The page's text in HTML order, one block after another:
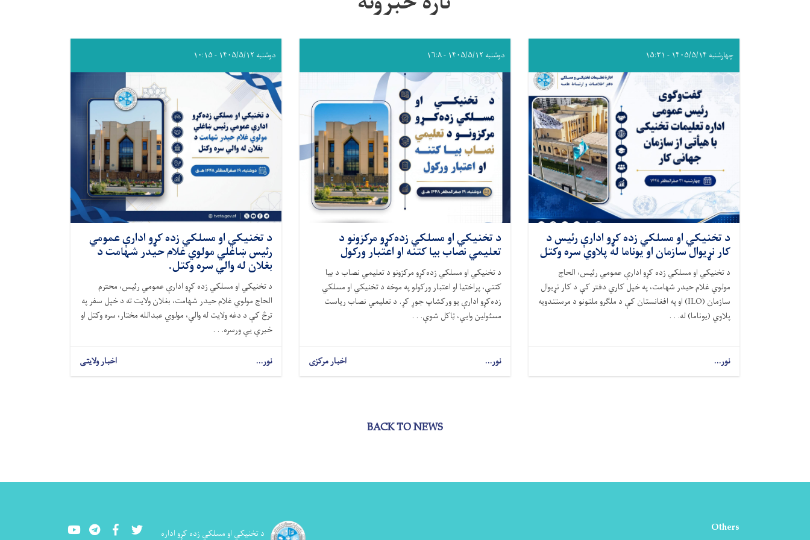
چهارشنبه ۱۴۰۵/۵/۱۴ - ۱۵:۳۱
د تخنیکي او مسلکي زده کړو ادارې رئیس د
کار نړیوال سازمان او یوناما له پلاوي سره وکتل
د تخنیکي او مسلکي زده کړو ادارې عمومي رئیس، الحاج
مولوي غلام حیدر شهامت، په خپل کاري دفتر کې د کار نړیوال
سازمان (ILO) او په افغانستان کې د ملګرو ملتونو د مرستندویه
پلاوي (یوناما) له. . .
نور...
دوشنبه ۱۴۰۵/۵/۱۲ - ۱۶:۸
د تخنیکي او مسلکي زده‌کړو مرکزونو د
تعلیمي نصاب بیا کتنه او اعتبار ورکول
د تخنیکي او مسلکي زده‌کړو مرکزونو د تعلیمي نصاب د بیا
کتنې، پراختیا او اعتبار ورکولو په موخه د تخنیکي او مسلکي
زده‌کړو ادارې یو ورکشاپ جوړ کړ. د تعلیمي نصاب ریاست
مسئولین وایي، ټاکل شوې. . .
نور... اخبار مرکزی
دوشنبه ۱۴۰۵/۵/۱۲ - ۱۰:۱۵
د تخنيکي او مسلکي زده کړو ادارې عمومي
رئیس ښاغلي مولوي غلام حیدر شهامت د
بغلان له والي سره وکتل.
د تخنیکي او مسلکي زده کړو ادارې عمومي رئیس، محترم
الحاج مولوي غلام حیدر شهامت، بغلان ولایت ته د خپل سفر په
ترڅ کې د دغه ولایت له والي، مولوي عبدالله مختار، سره وکتل او
خبرې یې ورسره. . .
نور... اخبار ولایتی
BACK TO NEWS
Others د تخنيکي او مسلکي زده کړو اداره YoutubeLinkedInFacebook Twitter